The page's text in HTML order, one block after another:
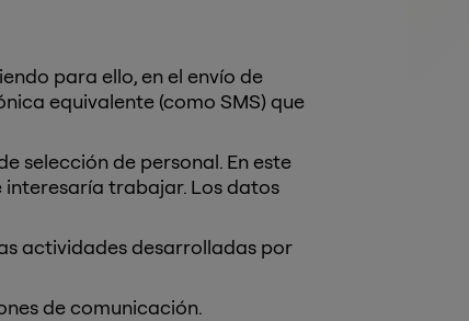
para ello, en el envío de
equivalente (como SMS) que
selección de personal. En este
interesaría trabajar. Los datos
actividades desarrolladas por
de comunicación.